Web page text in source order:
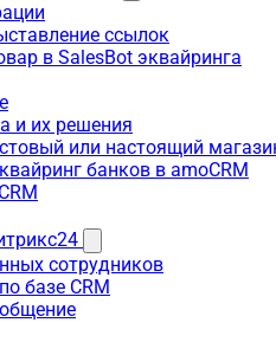
ссылок
в SalesBot эквайринга
и их решения
или настоящий
банков в amoCRM
сотрудников
базе CRM